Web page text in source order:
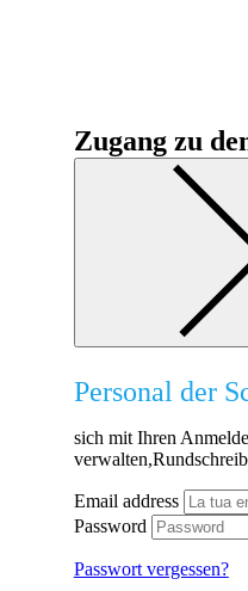
Zugang zu
Personal der
sich mit Ihren
Email address
Password
Passwort vergessen?